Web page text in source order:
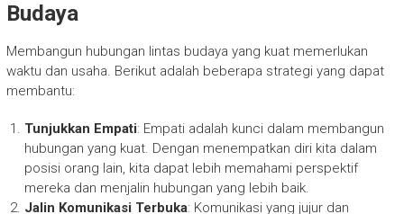
Budaya
Membangun hubungan lintas budaya yang kuat memerlukan
waktu dan usaha. Berikut adalah beberapa strategi yang dapat
membantu:
Tunjukkan Empati: Empati adalah kunci dalam membangun
hubungan yang kuat. Dengan menempatkan diri kita dalam
posisi orang lain, kita dapat lebih memahami perspektif
mereka dan menjalin hubungan yang lebih baik.
Jalin Komunikasi Terbuka: Komunikasi yang jujur dan